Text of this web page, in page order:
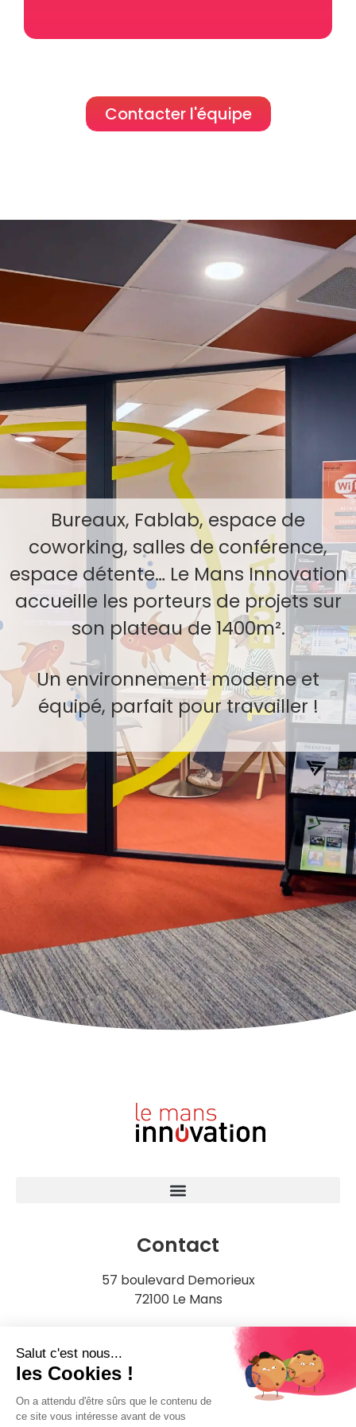
Contacter l'équipe
Bureaux, Fablab, espace de
coworking, salles de conférence,
espace détente… Le Mans Innovation
accueille les porteurs de projets sur
son plateau de 1400m².
Un environnement moderne et
équipé, parfait pour travailler !
Contact
57 boulevard Demorieux
72100 Le Mans
Infos légales
Politique de confidentialité
Mentions légales et cookies